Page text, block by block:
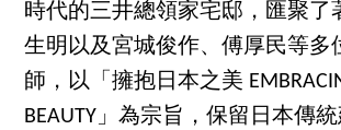
時代的三井總領家宅邸，匯聚了
生明以及宮城俊作、傅厚民等多
師，以「擁抱日本之美
BEAUTY」為宗旨，保留日本傳